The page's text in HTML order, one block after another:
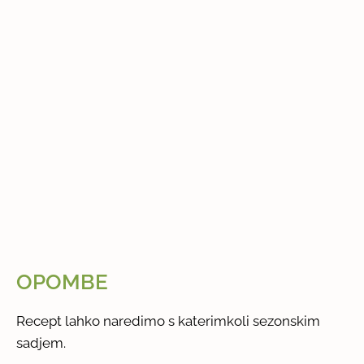
OPOMBE
Recept lahko naredimo s katerimkoli sezonskim
sadjem.